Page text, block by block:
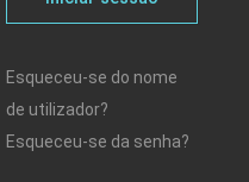
Esqueceu-se do nome
de utilizador?
Esqueceu-se da senha?